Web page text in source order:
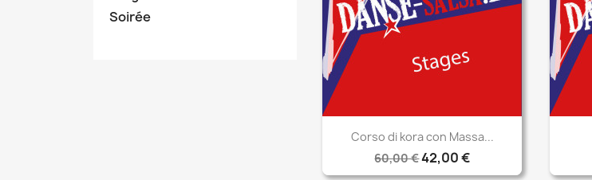
Soirée
Anteprima
Corso di kora con Massa...
60,00 €42,00 €